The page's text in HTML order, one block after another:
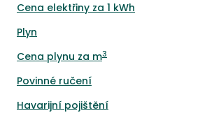
Cena elektřiny za 1 kWh
Plyn
Cena plynu za m3
Povinné ručení
Havarijní pojištění